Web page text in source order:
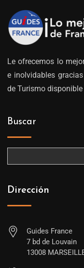
Le ofrecemos lo
e inolvidables
de Turismo
Buscar
Dirección
Guides France
7 bd de Louvain
13008